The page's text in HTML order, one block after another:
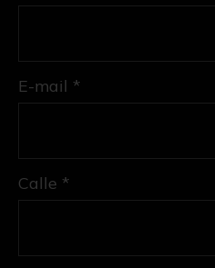
E-mail *
Calle *